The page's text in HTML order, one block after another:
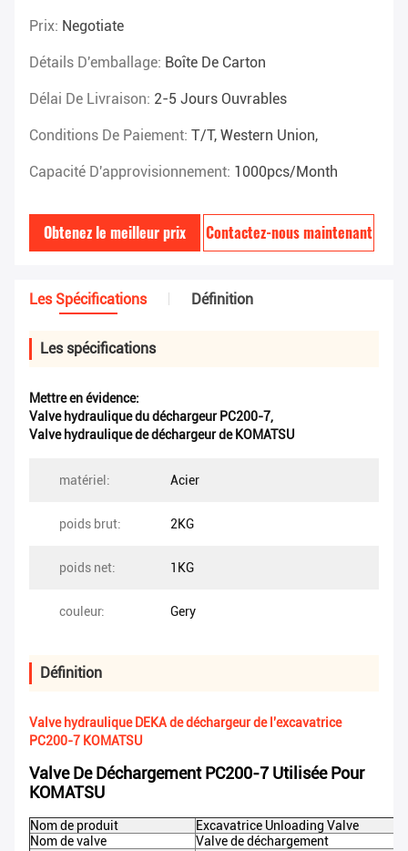
Prix: Negotiate
Détails D'emballage: Boîte De Carton
Délai De Livraison: 2-5 Jours Ouvrables
Conditions De Paiement: T/T, Western Union,
Capacité D'approvisionnement: 1000pcs/month
Obtenez le meilleur prix Contactez-nous maintenant
Les Spécifications Définition
Les spécifications
Mettre en évidence:
Valve hydraulique du déchargeur PC200-7,
Valve hydraulique de déchargeur de KOMATSU
matériel: Acier
poids brut: 2KG
poids net: 1KG
couleur: Gery
Définition
Valve hydraulique DEKA de déchargeur de l'excavatrice
PC200-7 KOMATSU
Valve De Déchargement PC200-7 Utilisée Pour
KOMATSU
Nom de produit
Excavatrice Unloading Valve
Nom de valve
Valve de déchargement